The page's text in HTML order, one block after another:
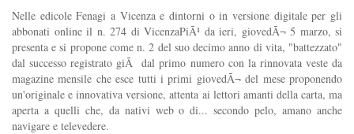
Nelle edicole Fenagi a Vicenza e dintorni o in versione digitale per gli
abbonati online il n. 274 di VicenzaPiÃ¹ da ieri, giovedÃ¬ 5 marzo, si
presenta e si propone come n. 2 del suo decimo anno di vita, "battezzato"
dal successo registrato giÃ dal primo numero con la rinnovata veste da
magazine mensile che esce tutti i primi giovedÃ¬ del mese proponendo
un'originale e innovativa versione, attenta ai lettori amanti della carta, ma
aperta a quelli che, da nativi web o di... secondo pelo, amano anche
navigare e televedere.